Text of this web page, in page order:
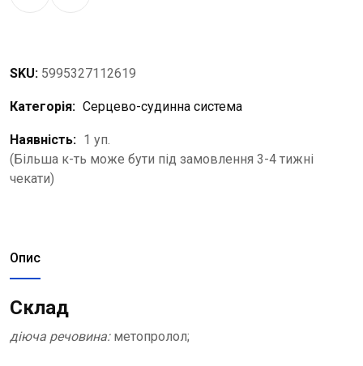
SKU: 5995327112619
Категорія: Серцево-судинна система
Наявність: 1 уп.
(Більша к-ть може бути під замовлення 3-4 тижні
чекати)
Опис
Склад
діюча речовина: метопролол;